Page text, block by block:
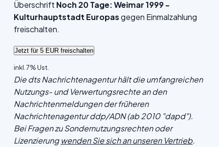
Überschrift Noch 20 Tage: Weimar 1999 -
Kulturhauptstadt Europasgegen Einmalzahlung
freischalten.
inkl. 7% Ust.
Die dts Nachrichtenagentur hält die umfangreichen
Nutzungs- und Verwertungsrechte an den
Nachrichtenmeldungen der früheren
Nachrichtenagentur ddp/ADN (ab 2010 "dapd").
Bei Fragen zu Sondernutzungsrechten oder
Lizenzierungwenden Sie sich an unseren Vertrieb.